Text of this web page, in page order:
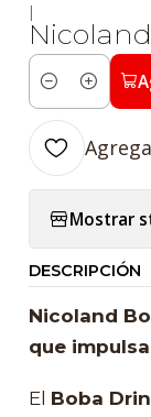
|
Cantidad
Mostrar
DESCRIPCIÓN
Nicoland
que
El Boba